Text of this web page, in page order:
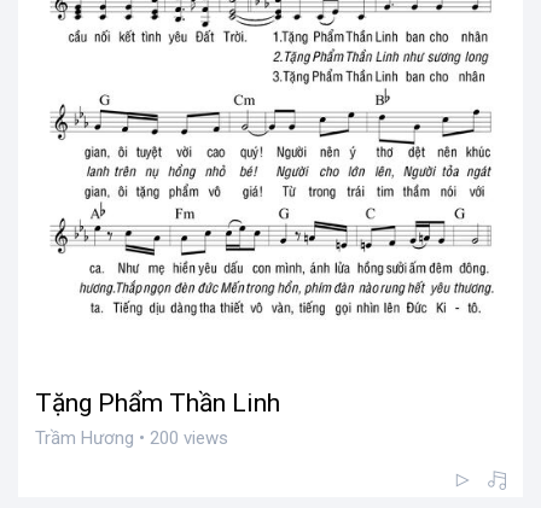
Tặng Phẩm Thần Linh
Trầm Hương • 200 views